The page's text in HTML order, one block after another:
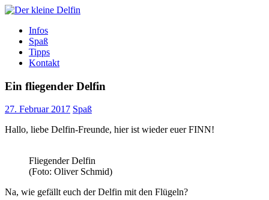
Zum
Der kleine Delfin
Infos
Spaß
Tipps
Kontakt
Ein fliegender Delfin
27. Februar 2017 Spaß
Hallo, liebe Delfin-Freunde, hier ist wieder euer FINN!
Fliegender Delfin
(Foto: Oliver Schmid)
Na, wie gefällt euch der Delfin mit den Flügeln?